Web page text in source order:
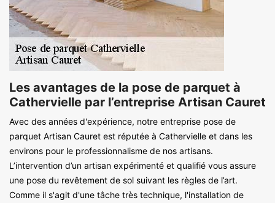
Les avantages de la pose de parquet à
Cathervielle par l’entreprise Artisan Cauret
Avec des années d'expérience, notre entreprise pose de
parquet Artisan Cauret est réputée à Cathervielle et dans les
environs pour le professionnalisme de nos artisans.
L’intervention d’un artisan expérimenté et qualifié vous assure
une pose du revêtement de sol suivant les règles de l’art.
Comme il s'agit d'une tâche très technique, l'installation de